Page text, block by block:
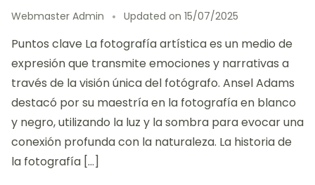
Webmaster Admin Updated on 15/07/2025
Puntos clave La fotografía artística es un medio de
expresión que transmite emociones y narrativas a
través de la visión única del fotógrafo. Ansel Adams
destacó por su maestría en la fotografía en blanco
y negro, utilizando la luz y la sombra para evocar una
conexión profunda con la naturaleza. La historia de
la fotografía […]